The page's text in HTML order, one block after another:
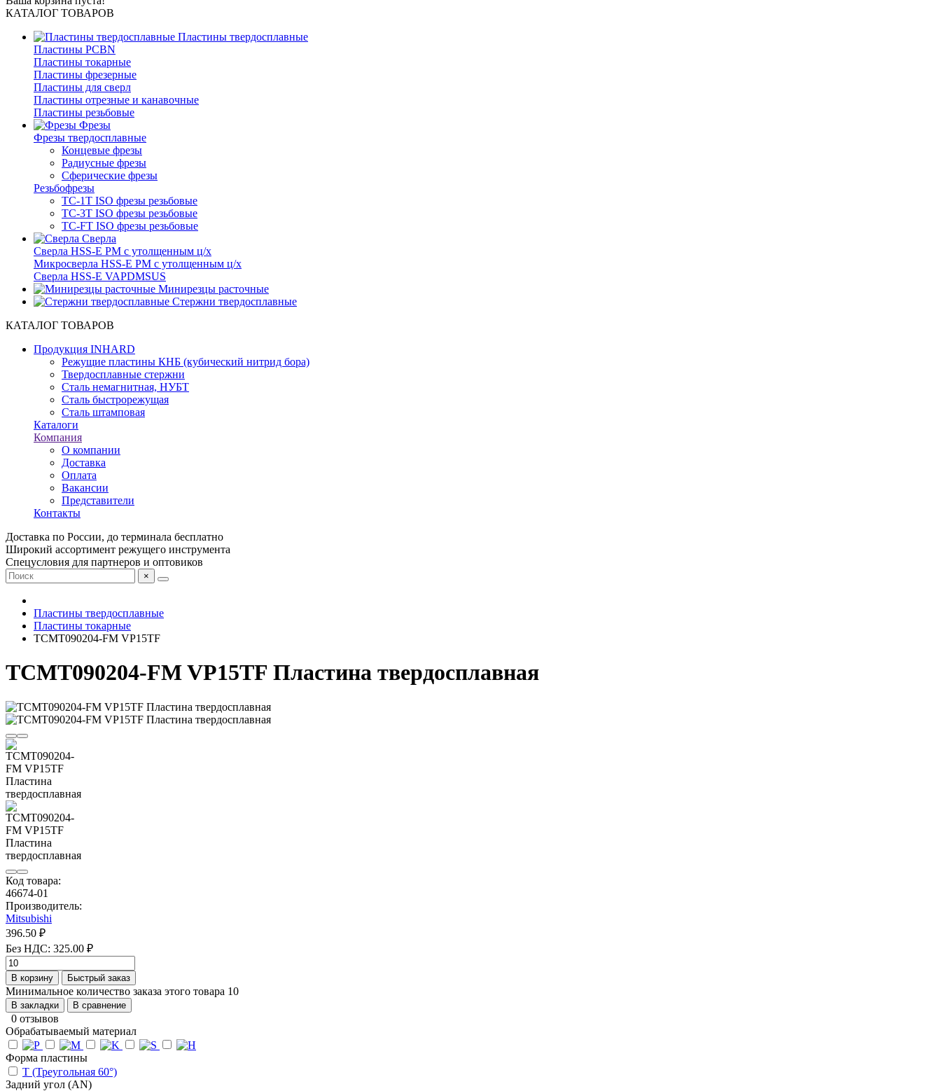
КАТАЛОГ ТОВАРОВ
Пластины твердосплавные
Пластины PCBN
Пластины токарные
Пластины фрезерные
Пластины для сверл
Пластины отрезные и канавочные
Пластины резьбовые
Фрезы
Фрезы твердосплавные
Концевые фрезы
Радиусные фрезы
Сферические фрезы
Резьбофрезы
TC-1T ISO фрезы резьбовые
TC-3T ISO фрезы резьбовые
TC-FT ISO фрезы резьбовые
Сверла
Cверла HSS-E PM c утолщенным ц/х
Микросверла HSS-E PM c утолщенным ц/х
Сверла HSS-E VAPDMSUS
Минирезцы расточные
Cтержни твердосплавные
КАТАЛОГ ТОВАРОВ
Продукция INHARD
Режущие пластины КНБ (кубический нитрид бора)
Твердосплавные стержни
Сталь немагнитная, НУБТ
Сталь быстрорежущая
Сталь штамповая
Каталоги
Компания
О компании
Доставка
Оплата
Вакансии
Представители
Контакты
Доставка по России, до терминала бесплатно
Широкий ассортимент режущего инструмента
Спецусловия для партнеров и оптовиков
×
Пластины твердосплавные
Пластины токарные
TCMT090204-FM VP15TF
TCMT090204-FM VP15TF Пластина твердосплавная
Код товара:
46674-01
Производитель:
Mitsubishi
396.50 ₽
Без НДС: 325.00 ₽
В корзину Быстрый заказ
Минимальное количество заказа этого товара 10
В закладки В сравнение
0 отзывов
Обрабатываемый материал
Форма пластины
T (Треугольная 60°)
Задний угол (AN)